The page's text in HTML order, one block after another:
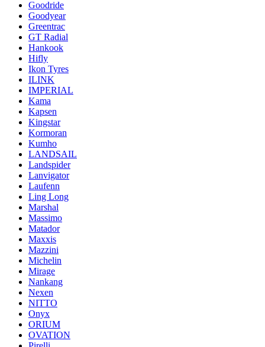
Goodride
Goodyear
Greentrac
GT Radial
Hankook
Hifly
Ikon Tyres
ILINK
IMPERIAL
Kama
Kapsen
Kingstar
Kormoran
Kumho
LANDSAIL
Landspider
Lanvigator
Laufenn
Ling Long
Marshal
Massimo
Matador
Maxxis
Mazzini
Michelin
Mirage
Nankang
Nexen
NITTO
Onyx
ORIUM
OVATION